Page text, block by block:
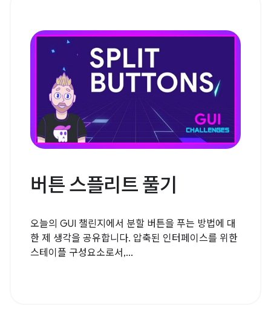
버튼 스플리트 풀기
오늘의 GUI 챌린지에서 분할 버튼을 푸는 방법에 대
한 제 생각을 공유합니다. 압축된 인터페이스를 위한
스테이플 구성요소로서,...